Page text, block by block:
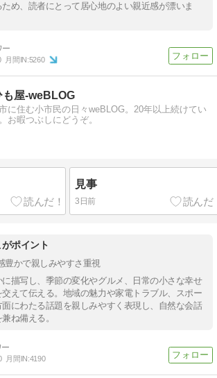
め、読者にとって居心地のよい親近感が漂いま
月間IN:5260
も屋-weBLOG
に住む小市民の日々weBLOG。20年以上続けてい
お暇つぶしにどうぞ。
見事
3日前
ポイント
豊かで親しみやすさ重視
描写し、季節の変化やグルメ、日常の小さな幸せ
えて伝える。地域の魅力や家電トラブル、スポー
にわたる話題を親しみやすく表現し、自然な会話
ね備える。
月間IN:4190